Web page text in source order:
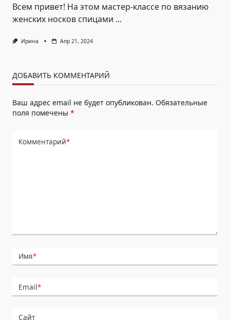
Всем привет! На этом мастер-классе по вязанию
женских носков спицами ...
Ирина Апр 21, 2024
ДОБАВИТЬ КОММЕНТАРИЙ
Ваш адрес email не будет опубликован. Обязательные
поля помечены *
Комментарий*
Имя*
Email*
Сайт